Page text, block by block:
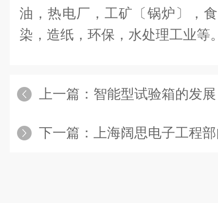
油，热电厂，工矿〔锅炉〕，
染，造纸，环保，水处理工业等
上一篇： 智能型试验箱的发展
下一篇： 上海阔思电子工程